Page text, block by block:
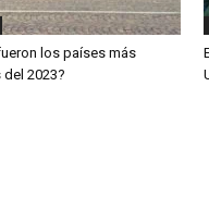
los países más
2023?